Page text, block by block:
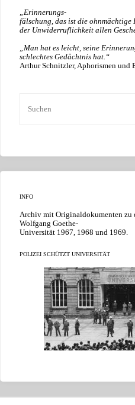
„Erinnerungs-
fälschung, das ist die ohnmächtige
der Unwiderruflichkeit allen
„Man hat es leicht, seine
schlechtes Gedächtnis hat.“
Arthur Schnitzler, Aphorismen und
INFO
Archiv mit Originaldokumenten zu
Wolfgang Goethe-
Universität 1967, 1968 und 1969.
POLIZEI SCHÜTZT UNIVERSITÄT